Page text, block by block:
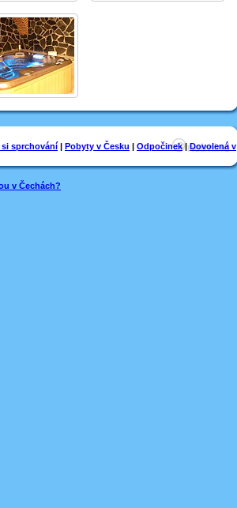
si sprchování Pobyty v Česku Odpočinek|Dovolená v
v Čechách?